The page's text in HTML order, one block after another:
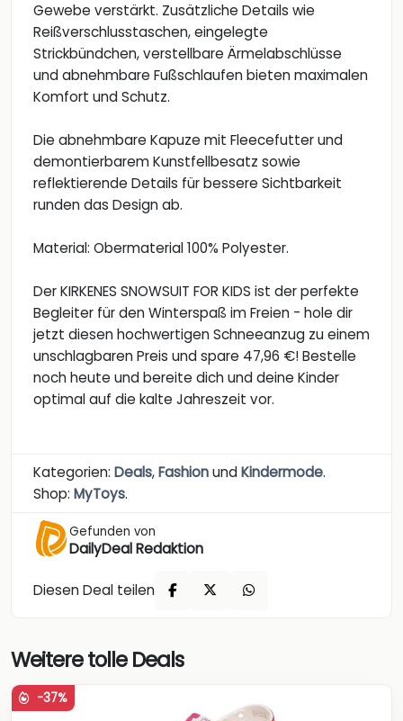
Gewebe verstärkt. Zusätzliche Details wie
Reißverschlusstaschen, eingelegte
Strickbündchen, verstellbare Ärmelabschlüsse
und abnehmbare Fußschlaufen bieten maximalen
Komfort und Schutz.
Die abnehmbare Kapuze mit Fleecefutter und
demontierbarem Kunstfellbesatz sowie
reflektierende Details für bessere Sichtbarkeit
runden das Design ab.
Material: Obermaterial 100% Polyester.
Der KIRKENES SNOWSUIT FOR KIDS ist der perfekte
Begleiter für den Winterspaß im Freien - hole dir
jetzt diesen hochwertigen Schneeanzug zu einem
unschlagbaren Preis und spare 47,96 €! Bestelle
noch heute und bereite dich und deine Kinder
optimal auf die kalte Jahreszeit vor.
Kategorien: Deals,FashionundKindermode.
Shop: MyToys.
Gefunden von
DailyDeal Redaktion
Diesen Deal teilen
Weitere tolle Deals
-37%